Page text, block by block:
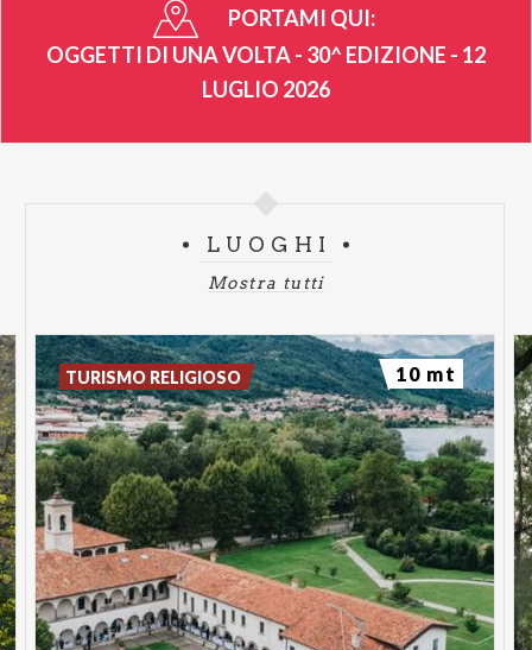
PORTAMI QUI:
OGGETTI DI UNA VOLTA - 30^ EDIZIONE - 12
LUGLIO 2026
LUOGHI
Mostra tutti
TURISMO RELIGIOSO 10 mt